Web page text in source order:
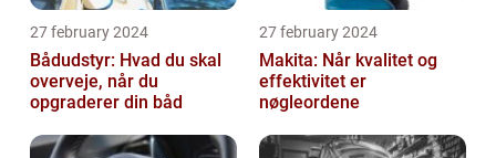
27 february 2024
Bådudstyr: Hvad du skal
overveje, når du
opgraderer din båd
27 february 2024
Makita: Når kvalitet og
effektivitet er
nøgleordene